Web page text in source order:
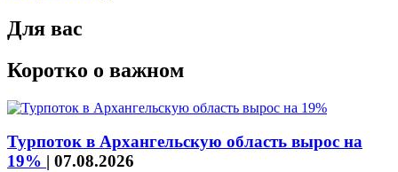
Для вас
Коротко о важном
Турпоток в Архангельскую область вырос на
19% | 07.08.2026